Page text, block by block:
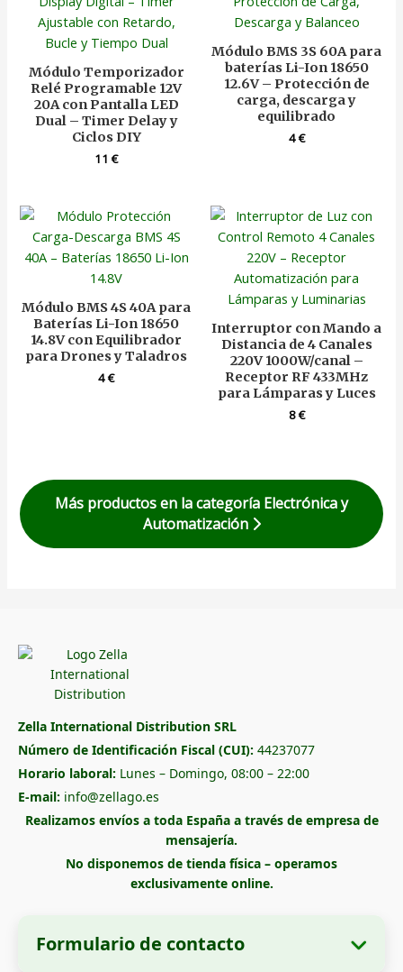
Módulo Temporizador
Relé Programable 12V
20A con Pantalla LED
Dual – Timer Delay y
Ciclos DIY
11€
Módulo BMS 3S 60A para
baterías Li-Ion 18650
12.6V – Protección de
carga, descarga y
equilibrado
4€
Módulo BMS 4S 40A para
Baterías Li-Ion 18650
14.8V con Equilibrador
para Drones y Taladros
4€
Interruptor con Mando a
Distancia de 4 Canales
220V 1000W/canal –
Receptor RF 433MHz
para Lámparas y Luces
8€
Más productos en la categoría Electrónica y
Automatización
Zella International Distribution SRL
Número de Identificación Fiscal (CUI): 44237077
Horario laboral: Lunes – Domingo, 08:00 – 22:00
E-mail: info@zellago.es
Realizamos envíos a toda España a través de empresa de
mensajería.
No disponemos de tienda física – operamos
exclusivamente online.
Formulario de contacto